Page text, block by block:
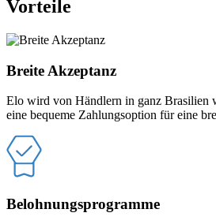
Vorteile
Breite Akzeptanz
Elo wird von Händlern in ganz Brasilien
eine bequeme Zahlungsoption für eine
Belohnungsprogramme